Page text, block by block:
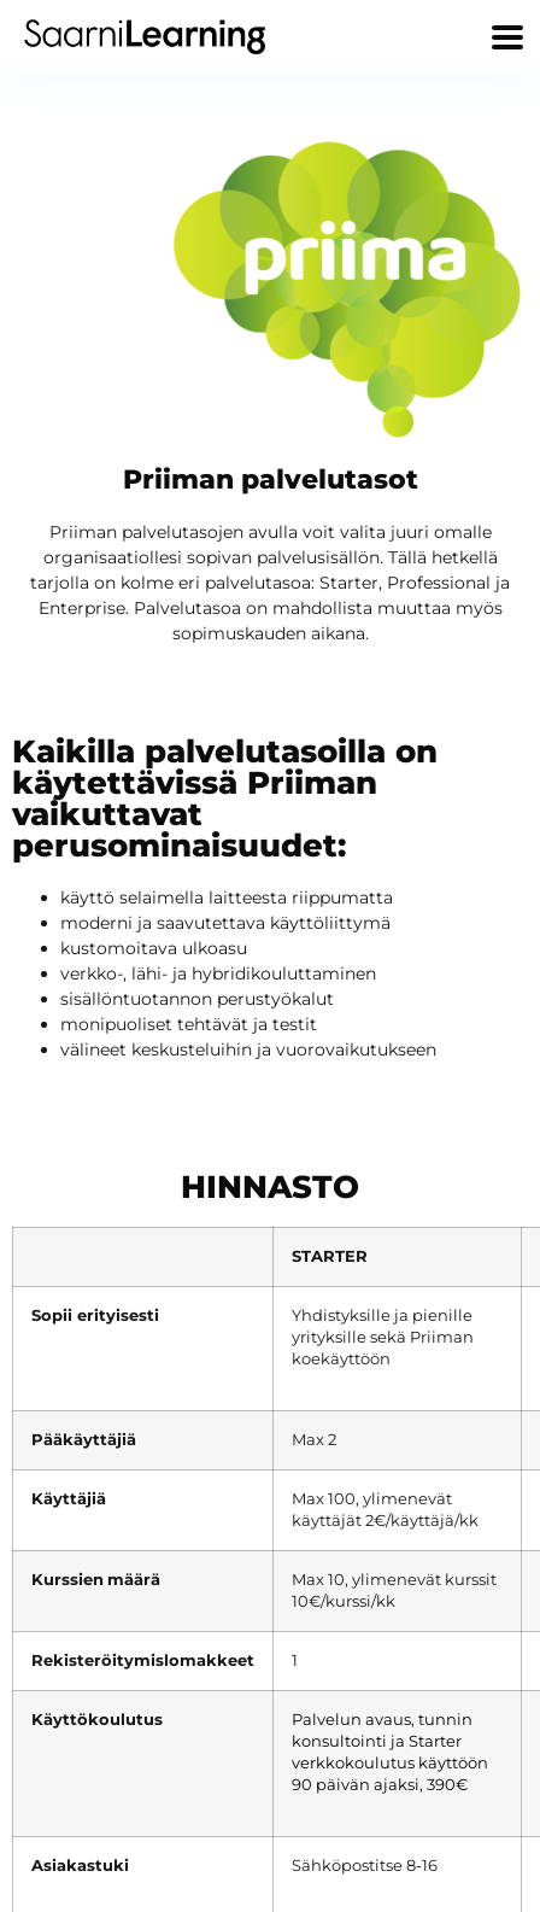
Priiman palvelutasot
Priiman palvelutasojen avulla voit valita juuri omalle
organisaatiollesi sopivan palvelusisällön. Tällä hetkellä
tarjolla on kolme eri palvelutasoa: Starter, Professional ja
Enterprise. Palvelutasoa on mahdollista muuttaa myös
sopimuskauden aikana.
Kaikilla palvelutasoilla on
käytettävissä Priiman
vaikuttavat
perusominaisuudet:
käyttö selaimella laitteesta riippumatta
moderni ja saavutettava käyttöliittymä
kustomoitava ulkoasu
verkko-, lähi- ja hybridikouluttaminen
sisällöntuotannon perustyökalut
monipuoliset tehtävät ja testit
välineet keskusteluihin ja vuorovaikutukseen
HINNASTO
STARTER
Sopii erityisesti
Yhdistyksille ja pienille
yrityksille sekä Priiman
koekäyttöön
Pääkäyttäjiä Max 2
Käyttäjiä
Max 100, ylimenevät
käyttäjät 2€/käyttäjä/kk
Kurssien määrä
Max 10, ylimenevät kurssit
10€/kurssi/kk
Rekisteröitymislomakkeet 1
Käyttökoulutus
Palvelun avaus, tunnin
konsultointi ja Starter
verkkokoulutus käyttöön
90 päivän ajaksi, 390€
Asiakastuki Sähköpostitse 8-16